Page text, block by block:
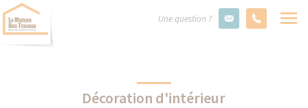
Une question ?
Décoration d'intérieur